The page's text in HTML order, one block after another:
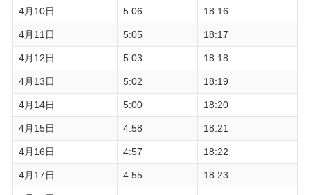
4月10日 5:06 18:16
4月11日 5:05 18:17
4月12日 5:03 18:18
4月13日 5:02 18:19
4月14日 5:00 18:20
4月15日 4:58 18:21
4月16日 4:57 18:22
4月17日 4:55 18:23